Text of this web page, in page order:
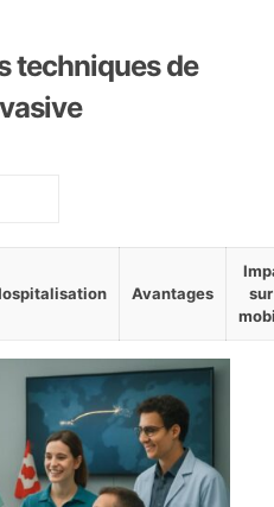
techniques de
Avantages